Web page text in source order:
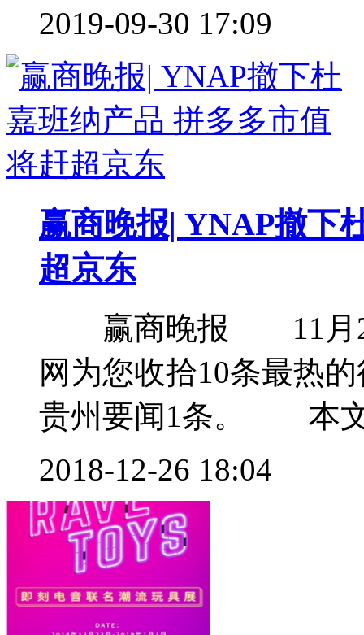
2019-09-30 17:09
赢商晚报| YNAP撤下
超京东
赢商晚报 11月23
网为您收拾10条最热
贵州要闻1条。 本
2018-12-26 18:04